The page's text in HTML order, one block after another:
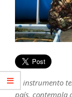
El instrumento
país, contempla